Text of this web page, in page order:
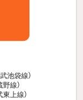
池袋線）
野線）
東上線）